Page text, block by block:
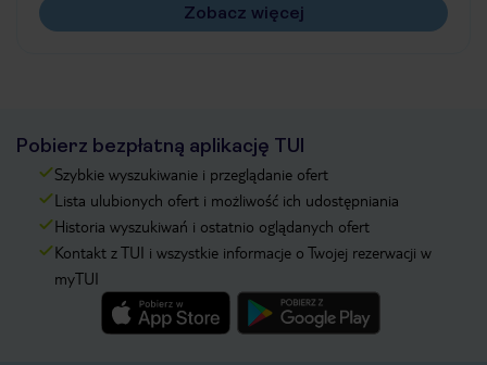
Zobacz więcej
Pobierz bezpłatną aplikację TUI
Szybkie wyszukiwanie i przeglądanie ofert
Lista ulubionych ofert i możliwość ich udostępniania
Historia wyszukiwań i ostatnio oglądanych ofert
Kontakt z TUI i wszystkie informacje o Twojej rezerwacji w
myTUI